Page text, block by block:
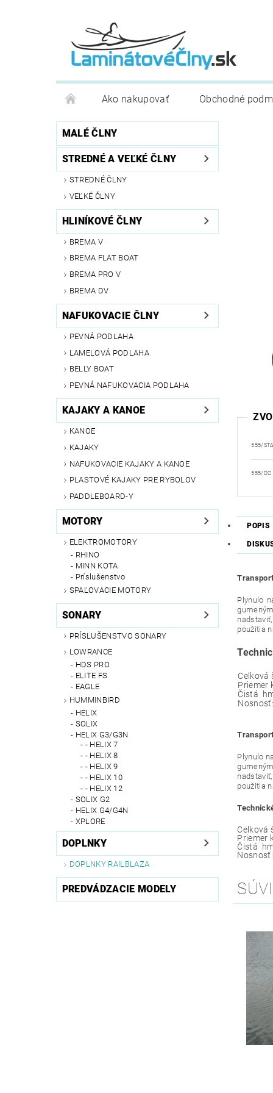
Ako nakupovať Obchodné
MALÉ ČLNY
STREDNÉ A VEĽKÉ ČLNY
STREDNÉ ČLNY
VEĽKÉ ČLNY
HLINÍKOVÉ ČLNY
BREMA V
BREMA FLAT BOAT
BREMA PRO V
BREMA DV
NAFUKOVACIE ČLNY
PEVNÁ PODLAHA
LAMELOVÁ PODLAHA
BELLY BOAT
PEVNÁ NAFUKOVACIA PODLAHA
KAJAKY A KANOE
KANOE
KAJAKY
NAFUKOVACIE KAJAKY A KANOE
PLASTOVÉ KAJAKY PRE RYBOLOV
PADDLEBOARD-Y
MOTORY
ELEKTROMOTORY
RHINO
MINN KOTA
Príslušenstvo
SPAĽOVACIE MOTORY
SONARY
PRÍSLUŠENSTVO SONARY
LOWRANCE
HDS PRO
ELITE FS
EAGLE
HUMMINBIRD
HELIX
SOLIX
HELIX G3/G3N
- HELIX 7
- HELIX 8
- HELIX 9
- HELIX 10
- HELIX 12
SOLIX G2
HELIX G4/G4N
XPLORE
DOPLNKY
DOPLNKY RAILBLAZA
PREDVÁDZACIE MODELY
555/
555/DO
POPIS
Plynulo
použitia
Čistá
Nosnosť:
Plynulo
použitia
Čistá
Nosnosť: